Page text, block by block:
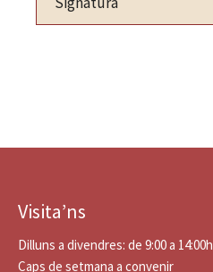
Visita’ns
Dilluns a divendres: de 9:00 a 14:00h
Caps de setmana a convenir